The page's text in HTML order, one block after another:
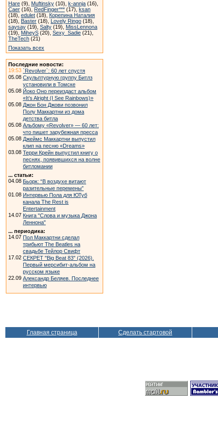
Hare (9), Muftinsky (10), k-annja (16),
Caer (16), RedFinger*** (17), ksan
(18), edulet (18), Корепина Наталия
(18), Baster (18), Lovely Ringo (18),
saysay (19), Salty (19), MissLennona
(19), MiheyS (20), Sexy_Sadie (21),
TheTech (21)
Показать всех
Последние новости:
19:53 `Revolver`: 60 лет спустя
05.08 Скульптурную группу Битлз
установили в Томске
05.08 Йоко Оно переиздаст альбом
«It’s Alright (I See Rainbows)»
05.08 Джон Бон Джови позвонил
Полу Маккартни из дома
детства битла
05.08 Альбому «Revolver» — 60 лет:
что пишет зарубежная пресса
05.08 Джеймс Маккартни выпустил
клип на песню «Dreams»
03.08 Терри Крейн выпустил книгу о
песнях, появившихся на волне
битломании
... статьи:
04.08 Бьорк: “В воздухе витают
разительные перемены”
01.08 Интервью Пола для ЮТуб
канала The Rest is
Entertainment
14.07 Книга "Слова и музыка Джона
Леннона"
... периодика:
14.07 Пол Маккартни сделал
трибьют The Beatles на
свадьбе Тейлор Свифт
17.02 СЕКРЕТ "Big Beat 83" (2026).
Первый мерсибит-альбом на
русском языке
22.09 Александр Беляев. Последнее
интервью
Главная страница Сделать стартовой